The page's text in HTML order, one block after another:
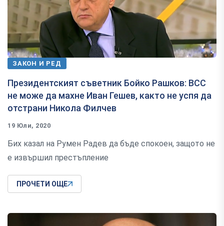
ЗАКОН И РЕД
Президентският съветник Бойко Рашков: ВСС
не може да махне Иван Гешев, както не успя да
отстрани Никола Филчев
19 Юли, 2020
Бих казал на Румен Радев да бъде спокоен, защото не
е извършил престъпление
ПРОЧЕТИ ОЩЕ